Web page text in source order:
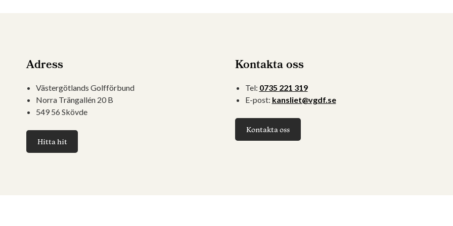
Adress
Västergötlands Golfförbund
Norra Trängallén 20 B
549 56 Skövde
Hitta hit
Kontakta oss
Tel: 0735 221 319
E-post: kansliet@vgdf.se
Kontakta oss